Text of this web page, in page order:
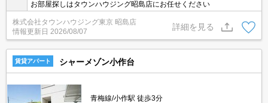
お部屋探しはタウンハウジング昭島店にお任せください
株式会社タウンハウジング東京 昭島店
情報更新日 2026/08/07
詳細を見る
賃貸アパート シャーメゾン小作台
青梅線/小作駅 徒歩3分